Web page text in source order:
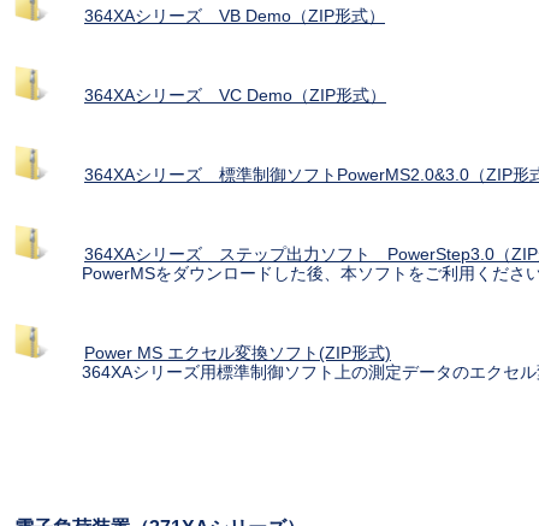
364XAシリーズ VB Demo（ZIP形式）
364XAシリーズ VC Demo（ZIP形式）
364XAシリーズ 標準制御ソフトPowerMS2.0&3.0（ZIP形
364XAシリーズ ステップ出力ソフト PowerStep3.0（
PowerMSをダウンロードした後、本ソフトをご利用くださ
Power MS エクセル変換ソフト(ZIP形式)
364XAシリーズ用標準制御ソフト上の測定データのエクセル